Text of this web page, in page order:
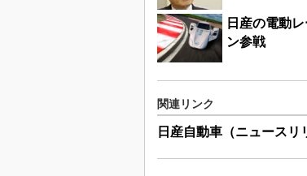
日産の電動
ン参戦
関連リンク
日産自動車（ニュースリ